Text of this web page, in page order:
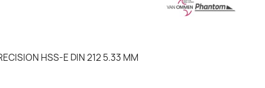
HSS-E DIN 212 5.33 MM